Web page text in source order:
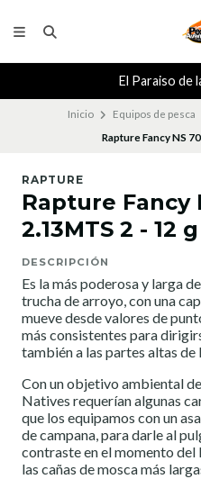
El Paraiso de
Inicio Equipos de pesca
Rapture Fancy NS
RAPTURE
Rapture Fancy
2.13MTS 2 - 12 g
DESCRIPCIÓN
Es la más poderosa y larga
trucha de arroyo, con una
mueve desde valores de
más consistentes para
también a las partes altas de
Con un objetivo ambiental
Natives requerían algunas
que los equipamos con un
de campana, para darle al
contraste en el momento
las cañas de mosca más